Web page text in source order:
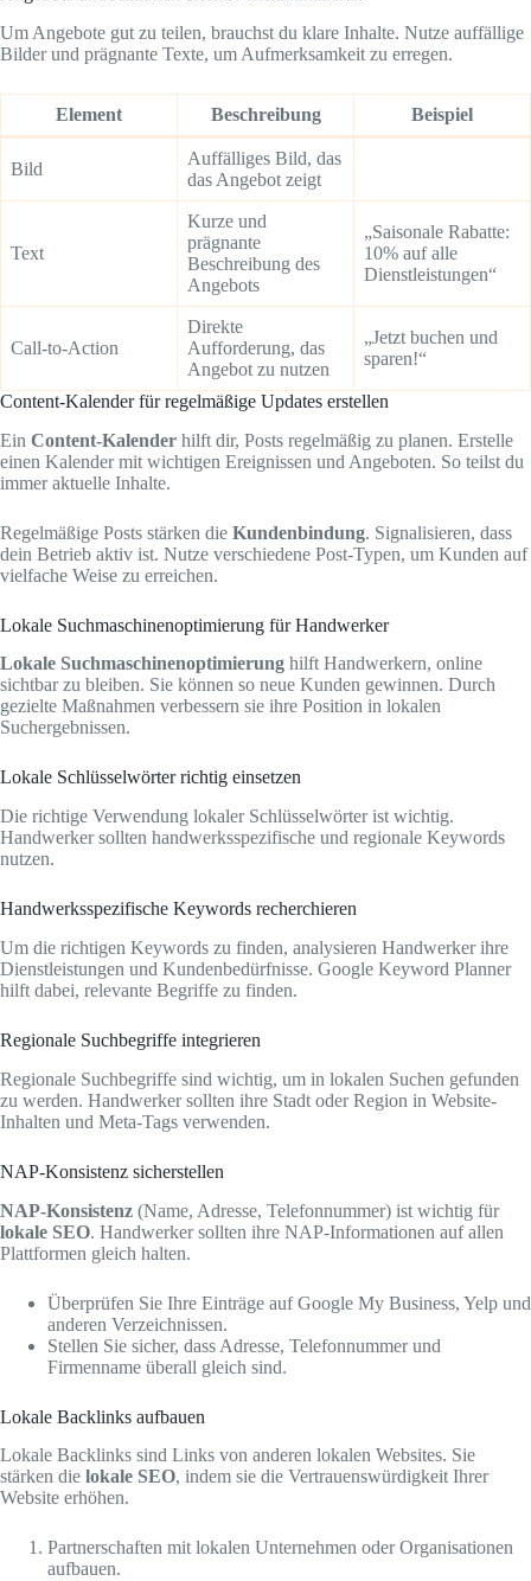
Um Angebote gut zu teilen, brauchst du klare Inhalte. Nutze auffällige
Bilder und prägnante Texte, um Aufmerksamkeit zu erregen.
Element Beschreibung Beispiel
Bild
Auffälliges Bild, das
das Angebot zeigt
Text
Kurze und
prägnante
Beschreibung des
Angebots
„Saisonale Rabatte:
10% auf alle
Dienstleistungen“
Call-to-Action
Direkte
Aufforderung, das
Angebot zu nutzen
„Jetzt buchen und
sparen!“
Content-Kalender für regelmäßige Updates erstellen
Ein Content-Kalender hilft dir, Posts regelmäßig zu planen. Erstelle
einen Kalender mit wichtigen Ereignissen und Angeboten. So teilst du
immer aktuelle Inhalte.
Regelmäßige Posts stärken die Kundenbindung. Signalisieren, dass
dein Betrieb aktiv ist. Nutze verschiedene Post-Typen, um Kunden auf
vielfache Weise zu erreichen.
Lokale Suchmaschinenoptimierung für Handwerker
Lokale Suchmaschinenoptimierung hilft Handwerkern, online
sichtbar zu bleiben. Sie können so neue Kunden gewinnen. Durch
gezielte Maßnahmen verbessern sie ihre Position in lokalen
Suchergebnissen.
Lokale Schlüsselwörter richtig einsetzen
Die richtige Verwendung lokaler Schlüsselwörter ist wichtig.
Handwerker sollten handwerksspezifische und regionale Keywords
nutzen.
Handwerksspezifische Keywords recherchieren
Um die richtigen Keywords zu finden, analysieren Handwerker ihre
Dienstleistungen und Kundenbedürfnisse. Google Keyword Planner
hilft dabei, relevante Begriffe zu finden.
Regionale Suchbegriffe integrieren
Regionale Suchbegriffe sind wichtig, um in lokalen Suchen gefunden
zu werden. Handwerker sollten ihre Stadt oder Region in Website-
Inhalten und Meta-Tags verwenden.
NAP-Konsistenz sicherstellen
NAP-Konsistenz (Name, Adresse, Telefonnummer) ist wichtig für
lokale SEO. Handwerker sollten ihre NAP-Informationen auf allen
Plattformen gleich halten.
Überprüfen Sie Ihre Einträge auf Google My Business, Yelp und
anderen Verzeichnissen.
Stellen Sie sicher, dass Adresse, Telefonnummer und
Firmenname überall gleich sind.
Lokale Backlinks aufbauen
Lokale Backlinks sind Links von anderen lokalen Websites. Sie
stärken die lokale SEO, indem sie die Vertrauenswürdigkeit Ihrer
Website erhöhen.
Partnerschaften mit lokalen Unternehmen oder Organisationen
aufbauen.